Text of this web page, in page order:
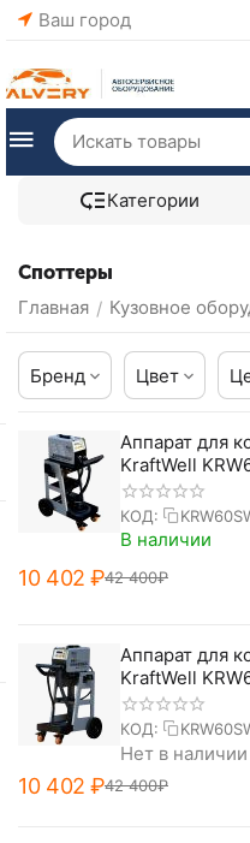
Ваш город
Категории
Споттеры
Главная / Кузовное
Бренд Цвет
Аппарат для
KraftWell
КОД:
В наличии
10 402 ₽42 400₽
Аппарат для
KraftWell
КОД:
Нет в наличии
10 402 ₽42 400₽